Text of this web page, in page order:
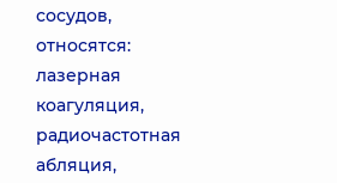
сосудов,
относятся:
лазерная
коагуляция,
радиочастотная
абляция,